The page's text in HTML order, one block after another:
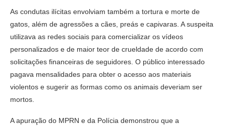
As condutas ilícitas envolviam também a tortura e morte de
gatos, além de agressões a cães, preás e capivaras. A suspeita
utilizava as redes sociais para comercializar os vídeos
personalizados e de maior teor de crueldade de acordo com
solicitações financeiras de seguidores. O público interessado
pagava mensalidades para obter o acesso aos materiais
violentos e sugerir as formas como os animais deveriam ser
mortos.
A apuração do MPRN e da Polícia demonstrou que a